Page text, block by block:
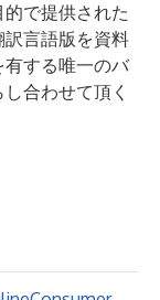
で提供された
訳言語版を資料
する唯一のバ
合わせて頂く